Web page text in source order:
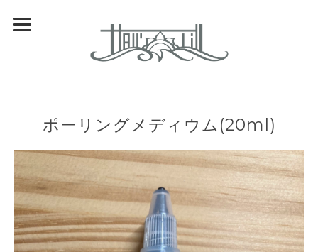
ポーリングメディウム(20ml)